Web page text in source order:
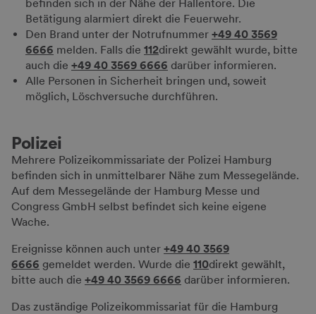
befinden sich in der Nähe der Hallentore. Die
Betätigung alarmiert direkt die Feuerwehr.
Den Brand unter der Notrufnummer +49 40 3569
6666 melden. Falls die 112direkt gewählt wurde, bitte
auch die +49 40 3569 6666 darüber informieren.
Alle Personen in Sicherheit bringen und, soweit
möglich, Löschversuche durchführen.
Polizei
Mehrere Polizeikommissariate der Polizei Hamburg
befinden sich in unmittelbarer Nähe zum Messegelände.
Auf dem Messegelände der Hamburg Messe und
Congress GmbH selbst befindet sich keine eigene
Wache.
Ereignisse können auch unter +49 40 3569
6666 gemeldet werden. Wurde die 110direkt gewählt,
bitte auch die +49 40 3569 6666 darüber informieren.
Das zuständige Polizeikommissariat für die Hamburg